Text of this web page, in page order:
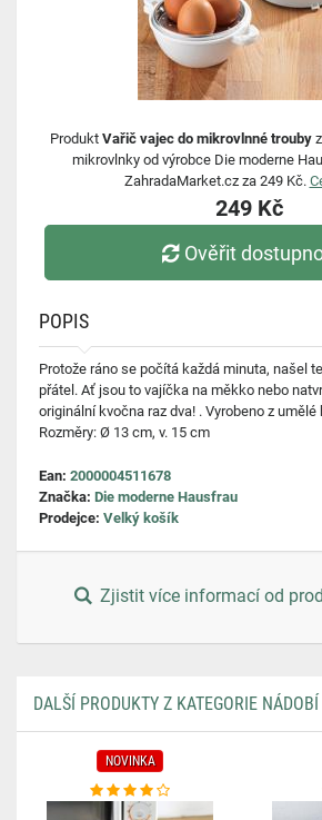
Produkt Vařič vajec do mikrovlnné troubyz
mikrovlnky od výrobce Die moderne
ZahradaMarket.cz za 249 Kč.
249 Kč
Ověřit
POPIS
Protože ráno se počítá každá minuta, našel
přátel. Ať jsou to vajíčka na měkko nebo
originální kvočna raz dva! . Vyrobeno z
Rozměry: Ø 13 cm, v. 15 cm
Ean: 2000004511678
Značka: Die moderne Hausfrau
Prodejce: Velký košík
Zjistit více informací od
DALŠÍ PRODUKTY Z KATEGORIE
NOVINKA